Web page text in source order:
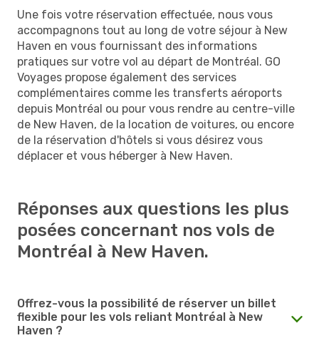
Une fois votre réservation effectuée, nous vous
accompagnons tout au long de votre séjour à New
Haven en vous fournissant des informations
pratiques sur votre vol au départ de Montréal. GO
Voyages propose également des services
complémentaires comme les transferts aéroports
depuis Montréal ou pour vous rendre au centre-ville
de New Haven, de la location de voitures, ou encore
de la réservation d'hôtels si vous désirez vous
déplacer et vous héberger à New Haven.
Réponses aux questions les plus
posées concernant nos vols de
Montréal à New Haven.
Offrez-vous la possibilité de réserver un billet
flexible pour les vols reliant Montréal à New
Haven ?